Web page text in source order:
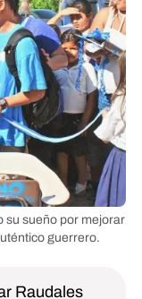
su sueño por mejorar
guerrero.
Raudales